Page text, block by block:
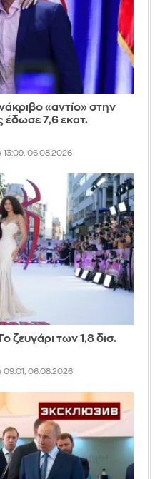
«αντίο» στην
έδωσε 7,6 εκατ.
13:09, 06.08.2026
ζευγάρι των 1,8 δισ.
09:01, 06.08.2026